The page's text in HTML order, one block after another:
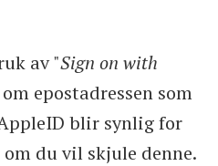
av "Sign on with
epostadressen som
blir synlig for
du vil skjule denne.